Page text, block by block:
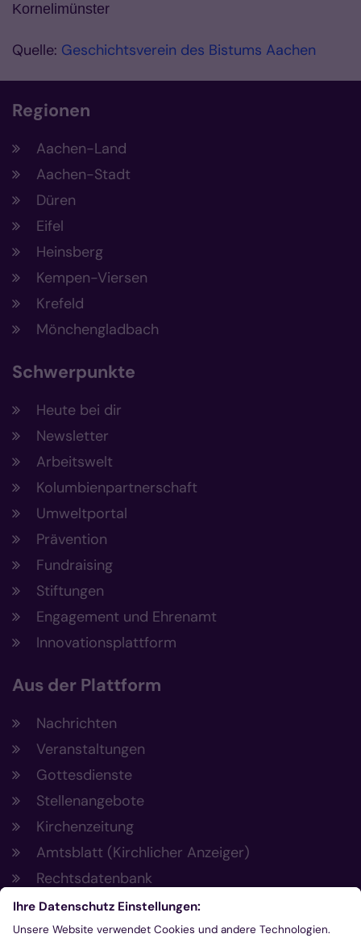
Kornelimünster
Quelle: Geschichtsverein des Bistums Aachen
Regionen
Aachen-Land
Aachen-Stadt
Düren
Eifel
Heinsberg
Kempen-Viersen
Krefeld
Mönchengladbach
Schwerpunkte
Heute bei dir
Newsletter
Arbeitswelt
Kolumbienpartnerschaft
Umweltportal
Prävention
Fundraising
Stiftungen
Engagement und Ehrenamt
Innovationsplattform
Aus der Plattform
Nachrichten
Veranstaltungen
Gottesdienste
Stellenangebote
Kirchenzeitung
Amtsblatt (Kirchlicher Anzeiger)
Rechtsdatenbank
Meldestelle gemäß Hinweisgeberschutzgesetz